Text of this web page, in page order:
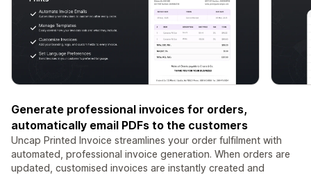
Generate professional invoices for orders,
automatically email PDFs to the customers
Uncap Printed Invoice streamlines your order fulfilment with
automated, professional invoice generation. When orders are
updated, customised invoices are instantly created and